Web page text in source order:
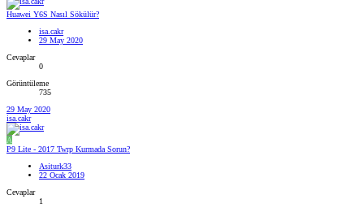
Huawei Y6S Nasıl Sökülür?
isa.cakr
29 May 2020
Cevaplar
0
Görüntüleme
735
29 May 2020
isa.cakr
A
P9 Lite - 2017 Twrp Kurmada Sorun?
Asiturk33
22 Ocak 2019
Cevaplar
1